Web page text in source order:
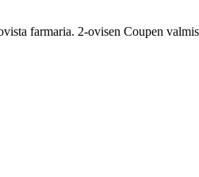
farmaria. 2-ovisen Coupen